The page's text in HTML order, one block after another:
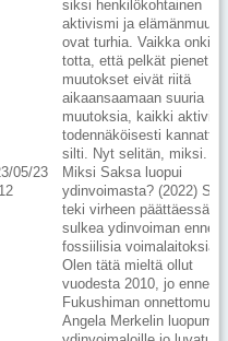
siksi henkilökohtainen
aktivismi ja
ovat turhia. Vaikka onkin
totta, että pelkät pienet
muutokset eivät riitä
aikaansaamaan suuria
muutoksia, kaikki
todennäköisesti kannattaa
silti. Nyt selitän, miksi.
05/23
Miksi Saksa luopui
ydinvoimasta? (2022)
teki virheen päättäessään
sulkea ydinvoiman ennen
fossiilisia voimalaitoksia.
Olen tätä mieltä ollut
vuodesta 2010, jo ennen
Fukushiman
Angela Merkelin